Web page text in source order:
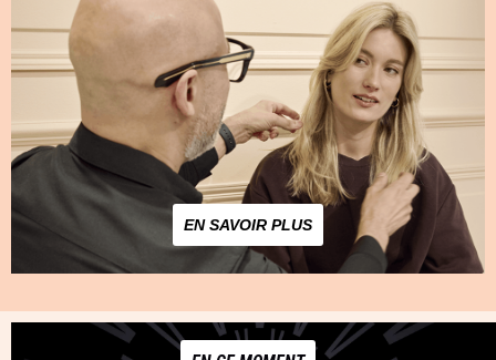
EN SAVOIR PLUS